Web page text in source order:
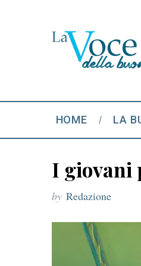
HOME LA
I giovani
by Redazione